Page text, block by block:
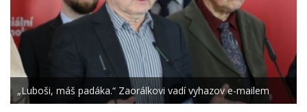
„Luboši, máš padáka.“ Zaorálkovi vadí vyhazov e-mailem